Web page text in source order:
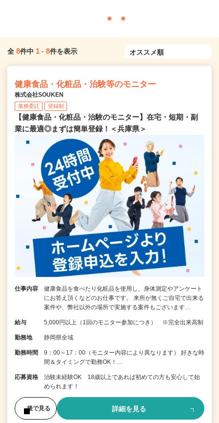
全 8件中 1 - 8件を表示
健康食品・化粧品・治験等のモニター
株式会社SOUKEN
業務委託 登録制
【健康食品・化粧品・治験のモニター】在宅・短期・副
業に最適◎まずは簡単登録！＜兵庫県＞
仕事内容
健康食品を食べたり化粧品を使用し、身体測定やアンケート
にお答え頂くなどのお仕事です。 来所が無くご自宅で出来る
案件や、弊社以外の場所で実施する案件もございます…
給与 5,000円以上（1回のモニター参加につき） ※完全出来高制
勤務地 静岡県全域
勤務時間
9：00～17：00（モニター内容により異なります） 好きな時
間＆タイミングで勤務OK！…
応募資格
治験未経験OK 18歳以上であれば初めての方も安心して始
められます！
後で見る 詳細を見る